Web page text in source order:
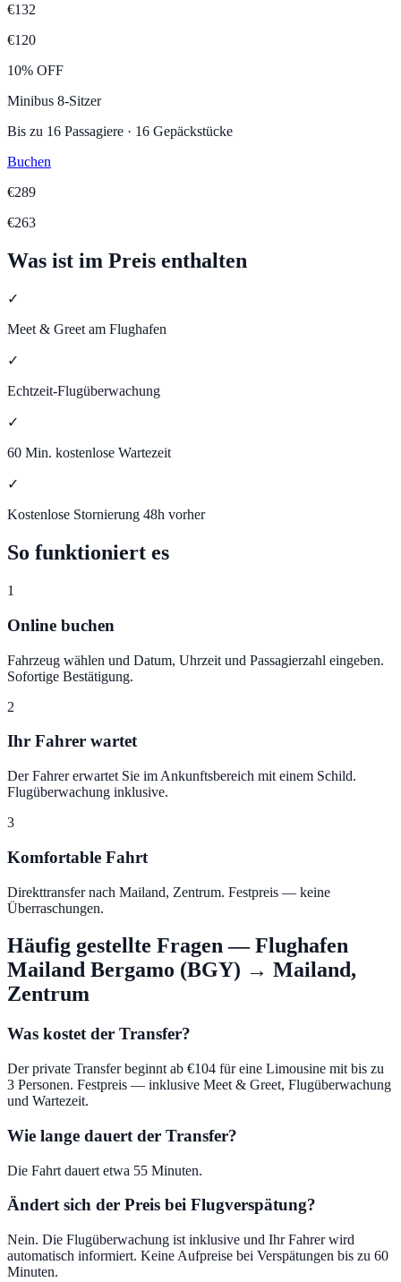
€132
€120
10% OFF
Minibus 8-Sitzer
Bis zu 16 Passagiere · 16 Gepäckstücke
Buchen
€289
€263
Was ist im Preis enthalten
✓
Meet & Greet am Flughafen
✓
Echtzeit-Flugüberwachung
✓
60 Min. kostenlose Wartezeit
✓
Kostenlose Stornierung 48h vorher
So funktioniert es
1
Online buchen
Fahrzeug wählen und Datum, Uhrzeit und Passagierzahl eingeben.
Sofortige Bestätigung.
2
Ihr Fahrer wartet
Der Fahrer erwartet Sie im Ankunftsbereich mit einem Schild.
Flugüberwachung inklusive.
3
Komfortable Fahrt
Direkttransfer nach Mailand, Zentrum. Festpreis — keine
Überraschungen.
Häufig gestellte Fragen—Flughafen
Mailand Bergamo (BGY) → Mailand,
Zentrum
Was kostet der Transfer?
Der private Transfer beginnt ab €104 für eine Limousine mit bis zu
3 Personen. Festpreis — inklusive Meet & Greet, Flugüberwachung
und Wartezeit.
Wie lange dauert der Transfer?
Die Fahrt dauert etwa 55 Minuten.
Ändert sich der Preis bei Flugverspätung?
Nein. Die Flugüberwachung ist inklusive und Ihr Fahrer wird
automatisch informiert. Keine Aufpreise bei Verspätungen bis zu 60
Minuten.